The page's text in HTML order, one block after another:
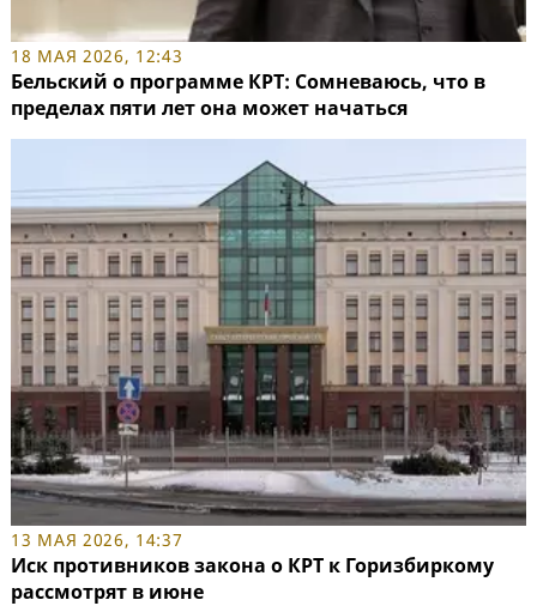
18 МАЯ 2026, 12:43
Бельский о программе КРТ: Сомневаюсь, что в
пределах пяти лет она может начаться
13 МАЯ 2026, 14:37
Иск противников закона о КРТ к Горизбиркому
рассмотрят в июне